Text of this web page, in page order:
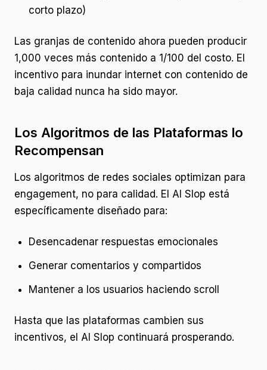
corto plazo)
Las granjas de contenido ahora pueden producir
1,000 veces más contenido a 1/100 del costo. El
incentivo para inundar internet con contenido de
baja calidad nunca ha sido mayor.
Los Algoritmos de las Plataformas lo
Recompensan
Los algoritmos de redes sociales optimizan para
engagement, no para calidad. El AI Slop está
específicamente diseñado para:
Desencadenar respuestas emocionales
Generar comentarios y compartidos
Mantener a los usuarios haciendo scroll
Hasta que las plataformas cambien sus
incentivos, el AI Slop continuará prosperando.